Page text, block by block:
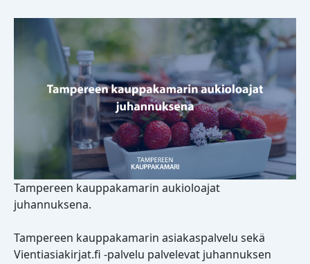
Tampereen kauppakamarin aukioloajat
juhannuksena.
Tampereen kauppakamarin asiakaspalvelu sekä
Vientiasiakirjat.fi -palvelu palvelevat juhannuksen